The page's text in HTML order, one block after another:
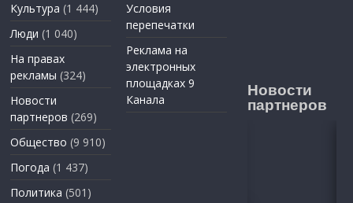
Культура (1 444)
Люди (1 040)
На правах
рекламы (324)
Новости
партнеров (269)
Общество (9 910)
Погода (1 437)
Политика (501)
Условия
перепечатки
Реклама на
электронных
площадках 9
Канала
Новости
партнеров